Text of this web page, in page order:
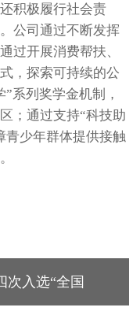
积极履行社会责
公司通过不断发挥
过开展消费帮扶、
，探索可持续的公
系列奖学金机制，
；通过支持“科技助
青少年群体提供接触
次入选“全国